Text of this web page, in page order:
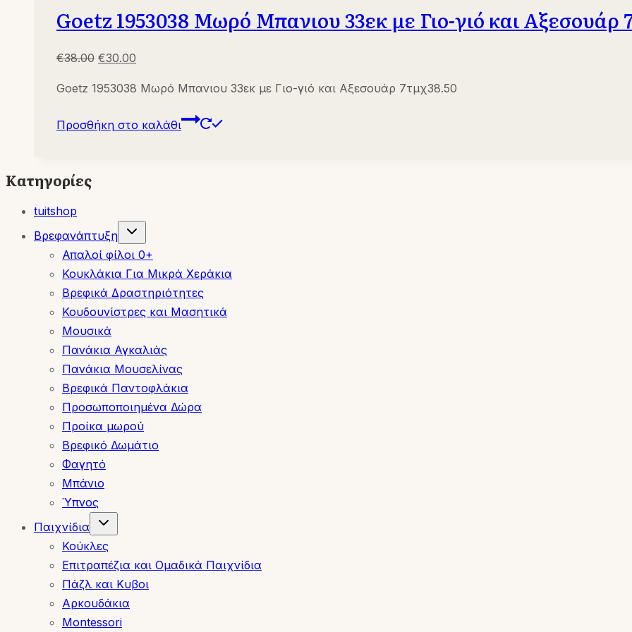
Goetz 1953038 Μωρό Μπανιου 33εκ με Γιο-γιό και Αξεσουάρ
€38.00 Original
was:
€30.00
τιμή
€30.00.
Goetz 1953038 Μωρό Μπανιου 33εκ με Γιο-γιό και Αξεσουάρ 7τμχ38.50
Προσθήκη στο καλάθι
Κατηγορίες
tuitshop
Βρεφανάπτυξη
Toggle
menu
Απαλοί φίλοι 0+
Κουκλάκια Για Μικρά Χεράκια
Βρεφικά Δραστηριότητες
Κουδουνίστρες και Μασητικά
Μουσικά
Πανάκια Αγκαλιάς
Πανάκια Μουσελίνας
Βρεφικά Παντοφλάκια
Προσωποποιημένα Δώρα
Προίκα μωρού
Βρεφικό Δωμάτιο
Φαγητό
Μπάνιο
Ύπνος
Παιχνίδια
Toggle
Κούκλες
Επιτραπέζια και Ομαδικά Παιχνίδια
Πάζλ και Κυβοι
Αρκουδάκια
Montessori